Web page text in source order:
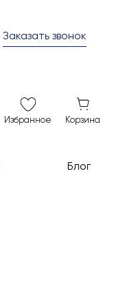
Заказать звонок
Избранное Корзина
Блог